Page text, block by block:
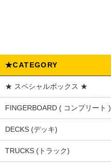
★CATEGORY
★ スペシャルボックス ★
FINGERBOARD ( コンプリート )
DECKS (デッキ)
TRUCKS (トラック)